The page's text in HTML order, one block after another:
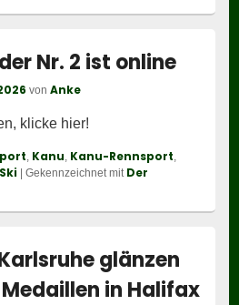
Nr. 2 ist online
vonAnke
klicke hier!
, Kanu, Kanu-Rennsport,
Ski |Gekennzeichnet mit Der
glänzen
in Halifax